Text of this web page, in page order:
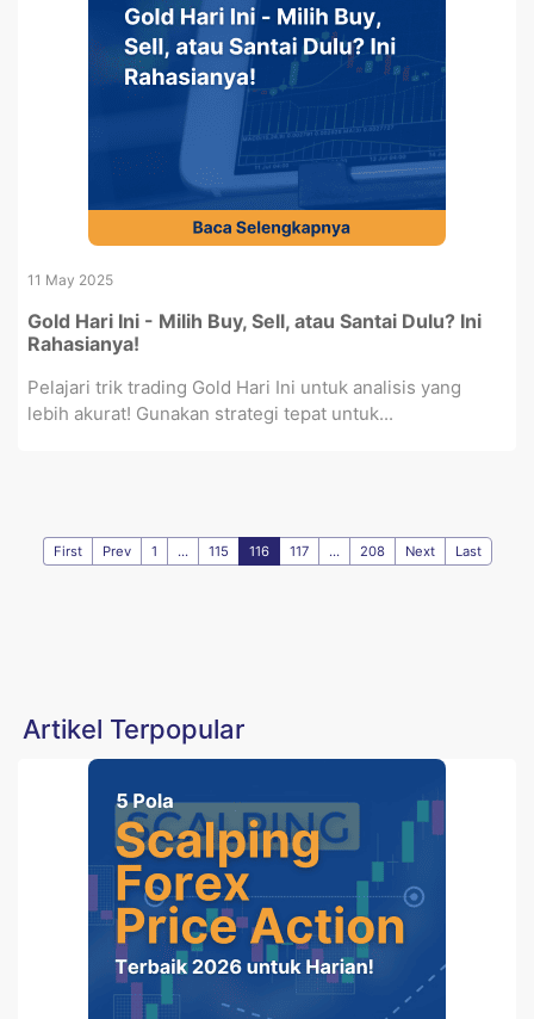
11 May 2025
Gold Hari Ini - Milih Buy, Sell, atau Santai Dulu? Ini
Rahasianya!
Pelajari trik trading Gold Hari Ini untuk analisis yang
lebih akurat! Gunakan strategi tepat untuk...
First Prev 1 ... 115 116 117 ... 208 Next Last
Artikel Terpopular